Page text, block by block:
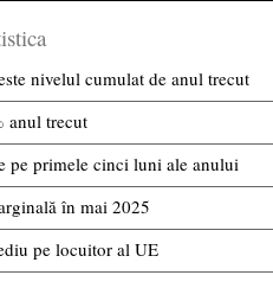
nivelul cumulat de anul trecut
anul trecut
pe primele cinci luni ale anului
în mai 2025
pe locuitor al UE